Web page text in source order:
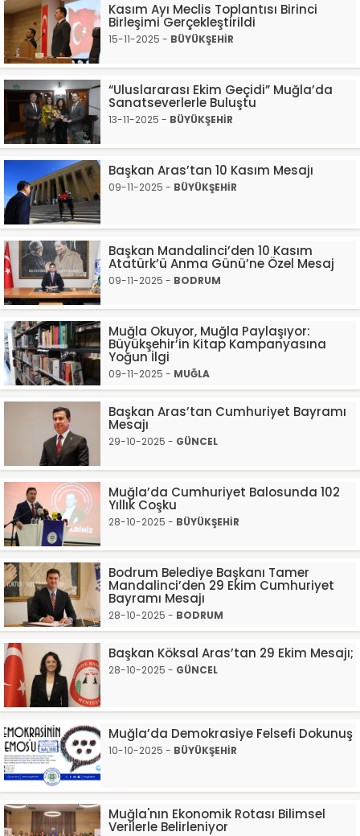
Kasım Ayı Meclis Toplantısı Birinci
Birleşimi Gerçekleştirildi
15-11-2025 - BÜYÜKŞEHİR
“Uluslararası Ekim Geçidi” Muğla’da
Sanatseverlerle Buluştu
13-11-2025 - BÜYÜKŞEHİR
Başkan Aras’tan 10 Kasım Mesajı
09-11-2025 - BÜYÜKŞEHİR
Başkan Mandalinci’den 10 Kasım
Atatürk’ü Anma Günü’ne Özel Mesaj
09-11-2025 - BODRUM
Muğla Okuyor, Muğla Paylaşıyor:
Büyükşehir’in Kitap Kampanyasına
Yoğun İlgi
09-11-2025 - MUĞLA
Başkan Aras’tan Cumhuriyet Bayramı
Mesajı
29-10-2025 - GÜNCEL
Muğla’da Cumhuriyet Balosunda 102
Yıllık Coşku
28-10-2025 - BÜYÜKŞEHİR
Bodrum Belediye Başkanı Tamer
Mandalinci’den 29 Ekim Cumhuriyet
Bayramı Mesajı
28-10-2025 - BODRUM
Başkan Köksal Aras’tan 29 Ekim Mesajı;
28-10-2025 - GÜNCEL
Muğla’da Demokrasiye Felsefi Dokunuş
10-10-2025 - BÜYÜKŞEHİR
Muğla'nın Ekonomik Rotası Bilimsel
Verilerle Belirleniyor